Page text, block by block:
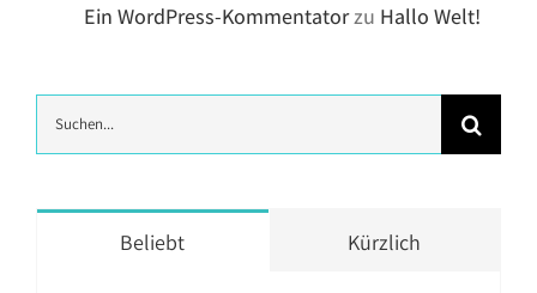
Ein WordPress-Kommentatorzu Hallo Welt!
Suche
Beliebt Kürzlich